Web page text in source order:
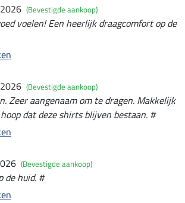
(Bevestigde aankoop)
voelen! Een heerlijk draagcomfort op de
(Bevestigde aankoop)
Zeer aangenaam om te dragen. Makkelijk
dat deze shirts blijven bestaan. #
(Bevestigde aankoop)
de huid. #